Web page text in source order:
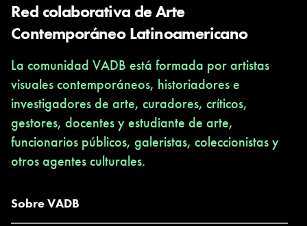
Red colaborativa de Arte
Contemporáneo Latinoamericano
La comunidad VADB está formada por artistas
visuales contemporáneos, historiadores e
investigadores de arte, curadores, críticos,
gestores, docentes y estudiante de arte,
funcionarios públicos, galeristas, coleccionistas y
otros agentes culturales.
Sobre VADB